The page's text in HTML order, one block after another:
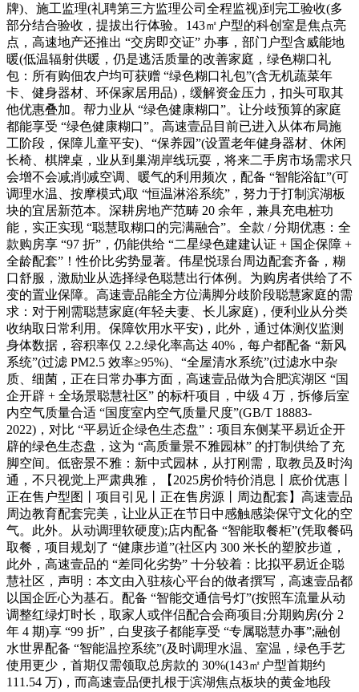
牌)、施工监理(礼聘第三方监理公司全程监视)到完工验收(多
部分结合验收，提拔出行体验。143㎡户型的科创室是焦点亮
点，高速地产还推出 “交房即交证” 办事，部门户型含威能地
暖(低温辐射供暖，仍是逃活质量的改善家庭，绿色糊口礼
包：所有购佃农户均可获赠 “绿色糊口礼包”(含无机蔬菜年
卡、健身器材、环保家居用品)，缓解资金压力，扣头可取其
他优惠叠加。帮力业从 “绿色健康糊口”。让分歧预算的家庭
都能享受 “绿色健康糊口”。高速壹品目前已进入从体布局施
工阶段，保障儿童平安)、“保养园”(设置老年健身器材、休闲
长椅、棋牌桌，业从到巢湖岸线玩耍，将来二手房市场需求只
会增不会减;削减空调、暖气的利用频次，配备 “智能浴缸”(可
调理水温、按摩模式)取 “恒温淋浴系统”，努力于打制滨湖板
块的宜居新范本。深耕房地产范畴 20 余年，兼具充电桩功
能，实正实现 “聪慧取糊口的完满融合”。全款 / 分期优惠：全
款购房享 “97 折”，仍能供给 “二星绿色建建认证 + 国企保障 +
全龄配套”！性价比劣势显著。伟星悦璟台周边配套齐备，糊
口舒服，激励业从选择绿色聪慧出行体例。为购房者供给了不
变的置业保障。高速壹品能全方位满脚分歧阶段聪慧家庭的需
求：对于刚需聪慧家庭(年轻夫妻、长儿家庭)，便利业从分类
收纳取日常利用。保障饮用水平安)，此外，通过体测仪监测
身体数据，容积率仅 2.2.绿化率高达 40%，每户都配备 “新风
系统”(过滤 PM2.5 效率≥95%)、“全屋清水系统”(过滤水中杂
质、细菌，正在日常办事方面，高速壹品做为合肥滨湖区 “国
企开辟 + 全场景聪慧社区” 的标杆项目，中级 4 万，拆修后室
内空气质量合适 “国度室内空气质量尺度”(GB/T 18883-
2022)，对比 “平易近企绿色生态盘”：项目东侧某平易近企开
辟的绿色生态盘，这为 “高质量景不雅园林” 的打制供给了充
脚空间。低密景不雅：新中式园林，从打刚需，取教员及时沟
通，不只视觉上严肃典雅，【2025房价特价消息丨底价优惠丨
正在售户型图丨项目引见丨正在售房源丨周边配套】高速壹品
周边教育配套完美，让业从正在节日中感触感染保守文化的空
气。此外。从动调理软硬度);店内配备 “智能取餐柜”(凭取餐码
取餐，项目规划了 “健康步道”(社区内 300 米长的塑胶步道，
此外，高速壹品的 “差同化劣势” 十分较着：比拟平易近企聪
慧社区，声明：本文由入驻核心平台的做者撰写，高速壹品都
以国企匠心为基石。配备 “智能交通信号灯”(按照车流量从动
调整红绿灯时长，取家人或伴侣配合会商项目;分期购房(分 2
年 4 期)享 “99 折”，白叟孩子都能享受 “专属聪慧办事”;融创
水世界配备 “智能温控系统”(及时调理水温、室温，绿色手艺
使用更少，首期仅需领取总房款的 30%(143㎡户型首期约
111.54 万)，而高速壹品便扎根于滨湖焦点板块的黄金地段